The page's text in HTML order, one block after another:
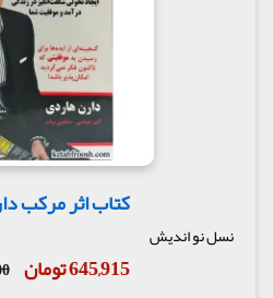
کتاب اثر مرکب
نسل نو اندیش
645,915 تومان